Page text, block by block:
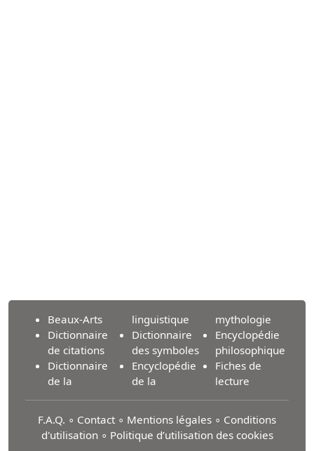
Beaux-Arts
Dictionnaire
de citations
Dictionnaire
de la
linguistique
Dictionnaire
des symboles
Encyclopédie
de la
mythologie
Encyclopédie
philosophique
Fiches de
lecture
F.A.Q. ∘ Contact ∘ Mentions légales ∘ Conditions
d'utilisation ∘ Politique d’utilisation des cookies